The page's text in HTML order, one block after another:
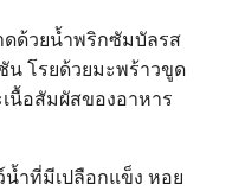
ดด้วยน้ำพริกซัมบัลรส
น โรยด้วยมะพร้าวขูด
นื้อสัมผัสของอาหาร
น้ำที่มีเปลือกแข็ง หอย